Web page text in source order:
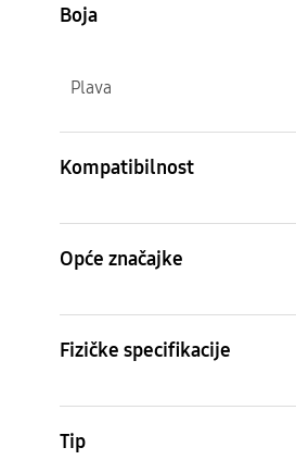
Boja
Plava
Kompatibilnost
Opće značajke
Fizičke specifikacije
Tip